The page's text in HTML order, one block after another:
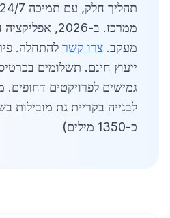
ממרכז. ב-2026,
מעקב. צרו קשר להתחלה.
ייעוץ חינם. תשלומים
גמישים לפרויקטים דחופים.
לבנייה בקריית גת מובילות
כ-1350 מילים)